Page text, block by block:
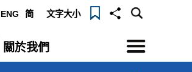
ENG 简 文字大小
關於我們
展
選
單